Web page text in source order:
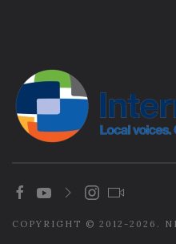
COPYRIGHT © 2012-2026.